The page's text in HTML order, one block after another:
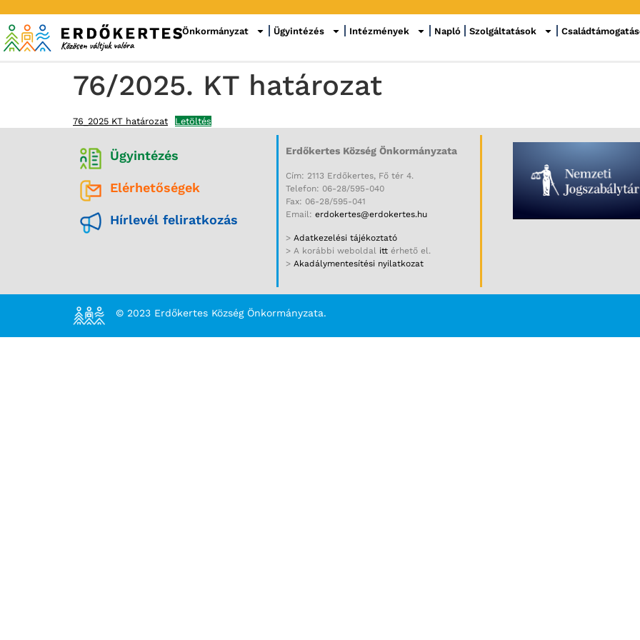
Önkormányzat Ügyintézés Intézmények Napló Szolgáltatások
76/2025. KT határozat
76_2025 KT határozat Letöltés
Ügyintézés
Elérhetőségek
Hírlevél feliratkozás
Erdőkertes Község Önkormányzata
Cím: 2113 Erdőkertes, Fő tér 4.
Telefon: 06-28/595-040
Fax: 06-28/595-041
Email: erdokertes@erdokertes.hu
> Adatkezelési tájékoztató
> A korábbi weboldal itt érhető el.
> Akadálymentesítési nyilatkozat
© 2023 Erdőkertes Község Önkormányzata.